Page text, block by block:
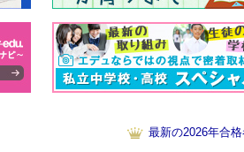
最新の2026年合